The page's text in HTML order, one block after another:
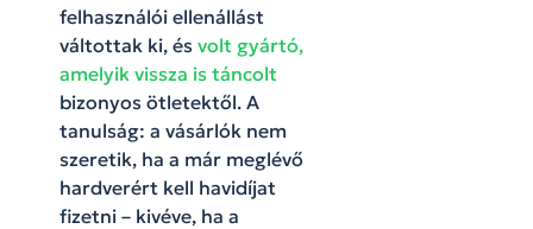
felhasználói ellenállást
váltottak ki, és volt gyártó,
amelyik vissza is táncolt
bizonyos ötletektől. A
tanulság: a vásárlók nem
szeretik, ha a már meglévő
hardverért kell havidíjat
fizetni – kivéve, ha a